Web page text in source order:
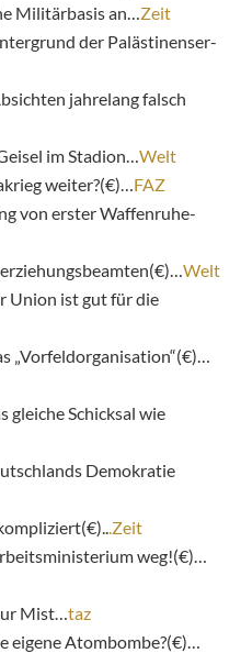
Militärbasis an… Zeit
der Palästinenser-
jahrelang falsch
im Stadion… Welt
weiter?(€)… FAZ
von erster Waffenruhe-
Welt
Union ist gut für die
„Vorfeldorganisation“(€)…
gleiche Schicksal wie
Demokratie
.Zeit
weg!(€)…
Mist… taz
eigene Atombombe?(€)…